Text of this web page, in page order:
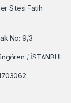
Sitesi Fatih
No: 9/3
/ İSTANBUL